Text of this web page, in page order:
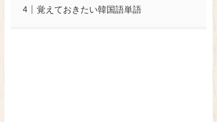
覚えておきたい韓国語単語